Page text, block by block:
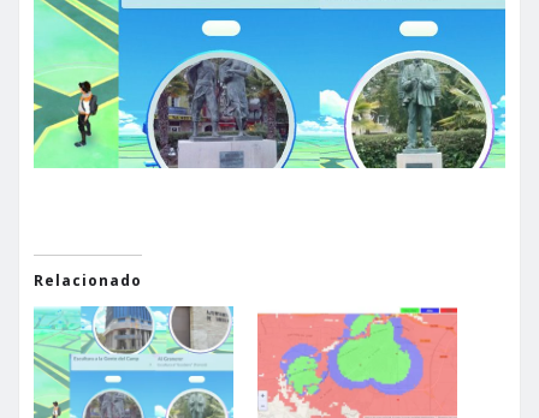
Relacionado